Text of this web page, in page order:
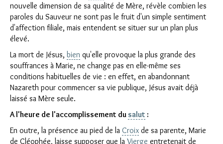
nouvelle dimension de sa qualité de Mère, révèle combien les
paroles du Sauveur ne sont pas le fruit d'un simple sentiment
d'affection filiale, mais entendent se situer sur un plan plus
élevé.
La mort de Jésus, bien qu'elle provoque la plus grande des
souffrances à Marie, ne change pas en elle-même ses
conditions habituelles de vie : en effet, en abandonnant
Nazareth pour commencer sa vie publique, Jésus avait déjà
laissé sa Mère seule.
A l'heure de l'accomplissement du salut :
En outre, la présence au pied de la Croix de sa parente, Marie
de Cléophée, laisse supposer que la Vierge entretenait de